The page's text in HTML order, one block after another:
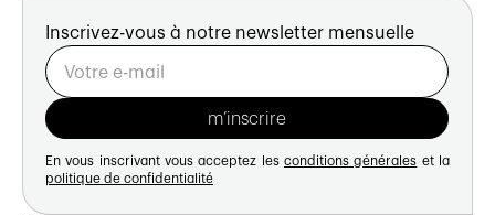
Inscrivez-vous à notre newsletter mensuelle
En vous inscrivant vous acceptez les conditions générales et la
politique de confidentialité